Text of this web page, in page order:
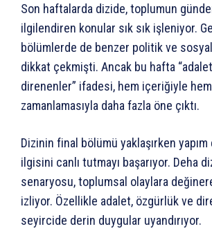
Son haftalarda dizide, toplumun
ilgilendiren konular sık sık işleniyor.
bölümlerde de benzer politik ve
dikkat çekmişti. Ancak bu hafta
direnenler” ifadesi, hem içeriğiyle
zamanlamasıyla daha fazla öne çıktı.
Dizinin final bölümü yaklaşırken
ilgisini canlı tutmayı başarıyor. Deha
senaryosu, toplumsal olaylara
izliyor. Özellikle adalet, özgürlük ve
seyircide derin duygular uyandırıyor.